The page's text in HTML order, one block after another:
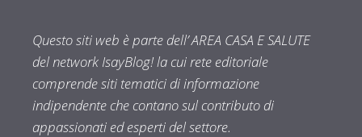
Questo siti web è parte dell’ AREA CASA E SALUTE
del network IsayBlog! la cui rete editoriale
comprende siti tematici di informazione
indipendente che contano sul contributo di
appassionati ed esperti del settore.